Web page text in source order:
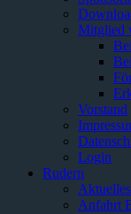
Mitglied
Vorstand
Login
Rudern
Aktuelles
Anfahrt